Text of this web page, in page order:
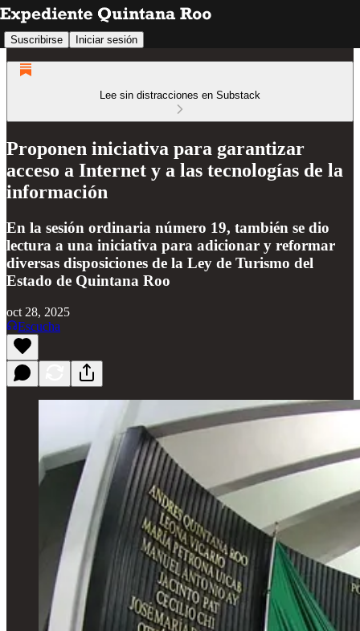
Suscribirse Iniciar sesión
Lee sin distracciones en Substack
Proponen iniciativa para garantizar
acceso a Internet y a las tecnologías de la
información
En la sesión ordinaria número 19, también se dio
lectura a una iniciativa para adicionar y reformar
diversas disposiciones de la Ley de Turismo del
Estado de Quintana Roo
oct 28, 2025
Escucha